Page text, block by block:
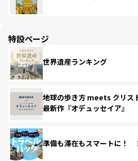
特設ページ
世界遺産ランキング
地球の歩き方 meets クリス
最新作『オデュッセイア』
準備も滞在もスマートに！